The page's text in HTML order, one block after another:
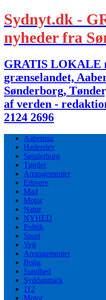
Sydnyt.dk -
nyheder fra
GRATIS LOKALE
grænselandet,
Sønderborg,
af verden -
2124 2696
Aabenraa
Haderslev
Sønderborg
Tønder
Arrangementer
Erhverv
Mad
Motor
Natur
NYHED
Politik
Sport
Vejr
Arrangementer
Bolig
Sundhed
Syddanmark
112
Motor